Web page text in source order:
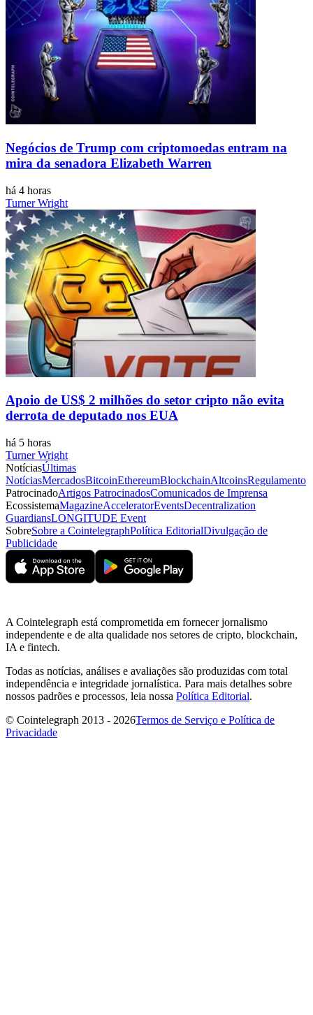
Negócios de Trump com criptomoedas entram na
mira da senadora Elizabeth Warren
há 4 horas
Turner Wright
Apoio de US$ 2 milhões do setor cripto não evita
derrota de deputado nos EUA
há 5 horas
Turner Wright
NotíciasÚltimas
NotíciasMercadosBitcoinEthereumBlockchainAltcoinsRegulamento
PatrocinadoArtigos PatrocinadosComunicados de Imprensa
EcossistemaMagazineAcceleratorEventsDecentralization
GuardiansLONGITUDE Event
SobreSobre a CointelegraphPolítica EditorialDivulgação de
Publicidade
A Cointelegraph está comprometida em fornecer jornalismo
independente e de alta qualidade nos setores de cripto, blockchain,
IA e fintech.
Todas as notícias, análises e avaliações são produzidas com total
independência e integridade jornalística. Para mais detalhes sobre
nossos padrões e processos, leia nossa Política Editorial.
© Cointelegraph 2013 - 2026Termos de Serviço e Política de
Privacidade